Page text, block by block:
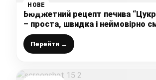
НОВЕ
Бюджетний рецепт печива
– проста, швидка і неймовірно
випічка до чаю
Перейти →